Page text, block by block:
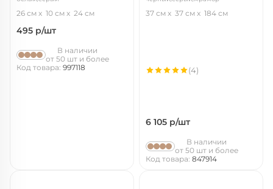
26 см 10 см 24 см
495 р/шт
В наличии
от 50 шт и более
Код товара: 997118
37 см 37 см 184 см
6 105 р/шт
(4)
В наличии
от 50 шт и более
Код товара: 847914